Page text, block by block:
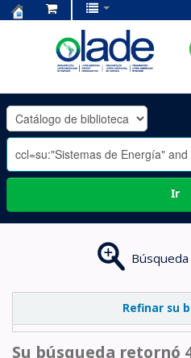
OLADE
-
Ir
Refinar su
Su búsqueda retornó